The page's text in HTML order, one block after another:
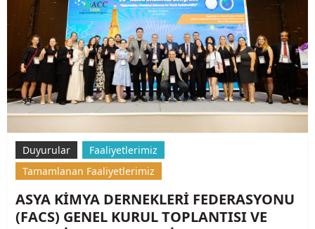
Duyurular
Faaliyetlerimiz
Tamamlanan Faaliyetlerimiz
ASYA KİMYA DERNEKLERİ FEDERASYONU
(FACS) GENEL KURUL TOPLANTISI VE